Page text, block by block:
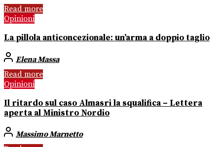
Read more
Opinioni
La pillola anticoncezionale: un’arma a doppio taglio
Elena Massa
Read more
Opinioni
Il ritardo sul caso Almasri la squalifica – Lettera
aperta al Ministro Nordio
Massimo Marnetto